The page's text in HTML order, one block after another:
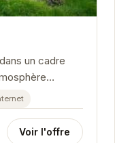
un cadre
elle
Voir l'offre